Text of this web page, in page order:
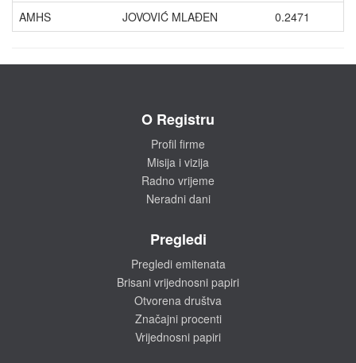
AMHS
JOVOVIĆ MLAĐEN 0.2471
O Registru
Profil firme
Misija i vizija
Radno vrijeme
Neradni dani
Pregledi
Pregledi emitenata
Brisani vrijednosni papiri
Otvorena društva
Značajni procenti
Vrijednosni papiri